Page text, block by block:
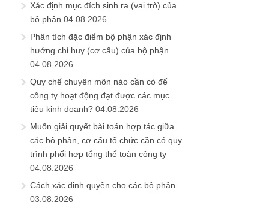
Xác định mục đích sinh ra (vai trò) của
bộ phận 04.08.2026
Phân tích đặc điểm bộ phận xác định
hướng chỉ huy (cơ cấu) của bộ phận
04.08.2026
Quy chế chuyên môn nào cần có để
công ty hoạt động đạt được các mục
tiêu kinh doanh? 04.08.2026
Muốn giải quyết bài toán hợp tác giữa
các bộ phận, cơ cấu tổ chức cần có quy
trình phối hợp tổng thể toàn công ty
04.08.2026
Cách xác định quyền cho các bộ phận
03.08.2026